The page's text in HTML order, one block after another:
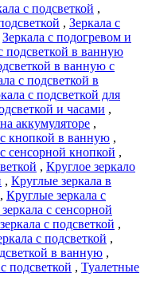
с подсветкой ,
, Зеркала с
Зеркала с подогревом и
подсветкой в ванную
в ванную с
с подсветкой в
с подсветкой для
и часами ,
аккумуляторе ,
с кнопкой в ванную ,
сенсорной кнопкой ,
, Круглое зеркало
, Круглые зеркала в
, Круглые зеркала с
с сенсорной
с подсветкой ,
с подсветкой ,
в ванную ,
подсветкой , Туалетные